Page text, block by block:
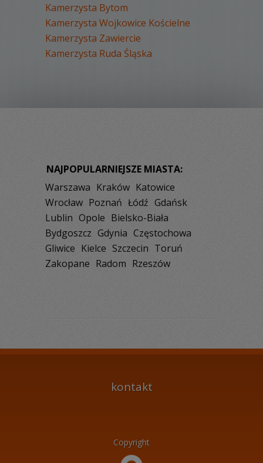
Kamerzysta Bytom
Kamerzysta Wojkowice Kościelne
Kamerzysta Zawiercie
Kamerzysta Ruda Śląska
NAJPOPULARNIEJSZE MIASTA:
Warszawa Kraków Katowice
Wrocław Poznań Łódź Gdańsk
Lublin Opole Bielsko-Biała
Bydgoszcz Gdynia Częstochowa
Gliwice Kielce Szczecin Toruń
Zakopane Radom Rzeszów
kontakt
Copyright